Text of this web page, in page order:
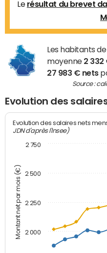
Le résultat du brevet
Les habitants
moyenne 2 332
27 983 € nets
Source :
Evolution des
Montant net par mois (€)
Evolution des salaires nets
JDN d'après l'Insee)
2 000
2 250
2 500
2 750